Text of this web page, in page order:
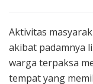
Aktivitas
akibat padamnya
warga terpaksa
tempat yang